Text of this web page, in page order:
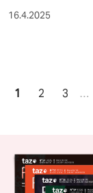
16.4.2025
1 2 3 …